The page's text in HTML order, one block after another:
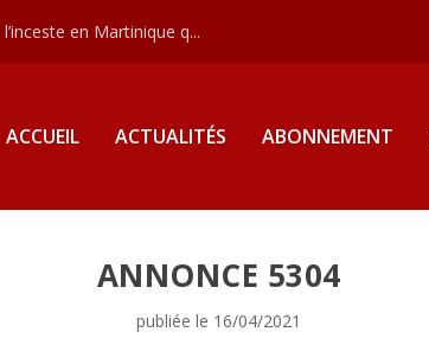
en Martinique q...
ACCUEIL ACTUALITÉS ABONNEMENT
ANNONCE 5304
publiée le 16/04/2021